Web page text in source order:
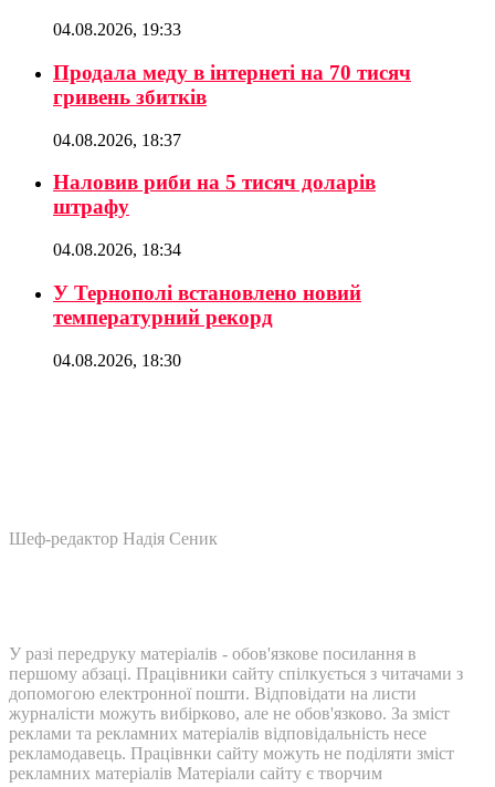
04.08.2026, 19:33
Продала меду в інтернеті на 70 тисяч
гривень збитків
04.08.2026, 18:37
Наловив риби на 5 тисяч доларів
штрафу
04.08.2026, 18:34
У Тернополі встановлено новий
температурний рекорд
04.08.2026, 18:30
Шеф-редактор Надія Сеник
У разі передруку матеріалів - обов'язкове посилання в
першому абзаці. Працівники сайту спілкується з читачами з
допомогою електронної пошти. Відповідати на листи
журналісти можуть вибірково, але не обов'язково. За зміст
реклами та рекламних матеріалів відповідальність несе
рекламодавець. Працівнки сайту можуть не поділяти зміст
рекламних матеріалів Матеріали сайту є творчим